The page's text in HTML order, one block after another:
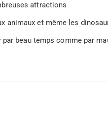
attractions
animaux et même les
beau temps comme par